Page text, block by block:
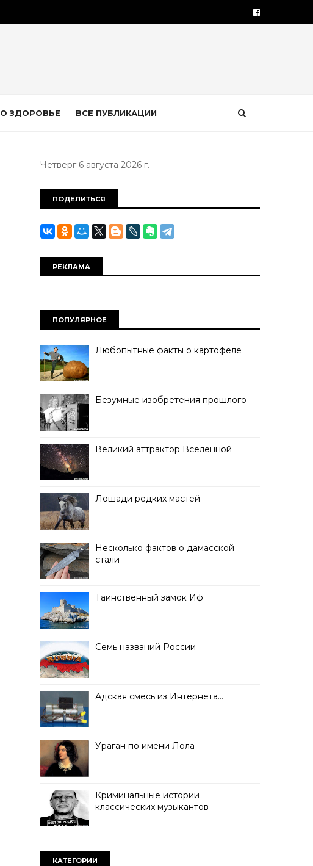
О ЗДОРОВЬЕ ВСЕ ПУБЛИКАЦИИ
Четверг 6 августа 2026 г.
ПОДЕЛИТЬСЯ
РЕКЛАМА
ПОПУЛЯРНОЕ
Любопытные факты о картофеле
Безумные изобретения прошлого
Великий аттрактор Вселенной
Лошади редких мастей
Несколько фактов о дамасской
стали
Таинственный замок Иф
Семь названий России
Адская смесь из Интернета…
Ураган по имени Лола
Криминальные истории
классических музыкантов
КАТЕГОРИИ